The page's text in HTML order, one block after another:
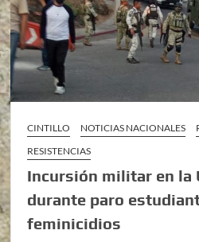
CINTILLO NOTICIAS NACIONALES
RESISTENCIAS
Incursión militar en la
durante paro
feminicidios